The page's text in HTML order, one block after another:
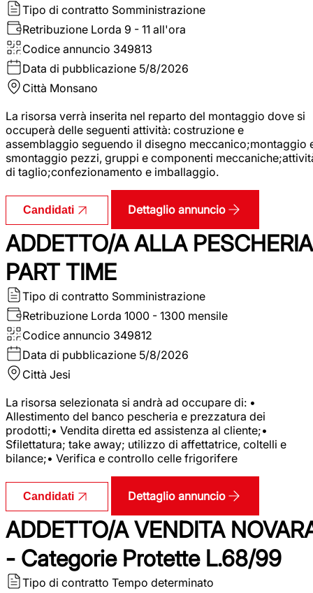
Tipo di contratto Somministrazione
Retribuzione Lorda 9 - 11 all'ora
Codice annuncio 349813
Data di pubblicazione 5/8/2026
Città Monsano
La risorsa verrà inserita nel reparto del montaggio dove si
occuperà delle seguenti attività: costruzione e
assemblaggio seguendo il disegno meccanico;montaggio
smontaggio pezzi, gruppi e componenti
di taglio;confezionamento e imballaggio.
Candidati Dettaglio annuncio
ADDETTO/A ALLA PESCHERIA
PART TIME
Tipo di contratto Somministrazione
Retribuzione Lorda 1000 - 1300 mensile
Codice annuncio 349812
Data di pubblicazione 5/8/2026
Città Jesi
La risorsa selezionata si andrà ad occupare di: •
Allestimento del banco pescheria e prezzatura dei
prodotti;• Vendita diretta ed assistenza al cliente;•
Sfilettatura; take away; utilizzo di affettatrice, coltelli e
bilance;• Verifica e controllo celle frigorifere
Candidati Dettaglio annuncio
ADDETTO/A VENDITA
- Categorie Protette L.68/99
Tipo di contratto Tempo determinato